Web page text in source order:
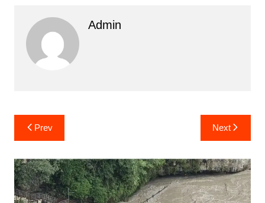
Admin
Post
navigation
Prev Next